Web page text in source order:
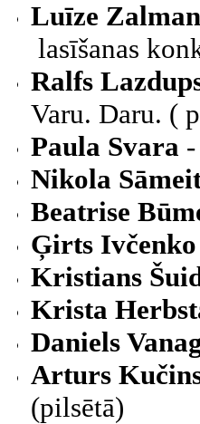
Luīze
lasīšanas
Ralfs
Varu. Daru. (
Paula Svara
Nikola
Beatrise
Ģirts Ivčenko
Kristians
Krista
Daniels
Arturs
(pilsētā)